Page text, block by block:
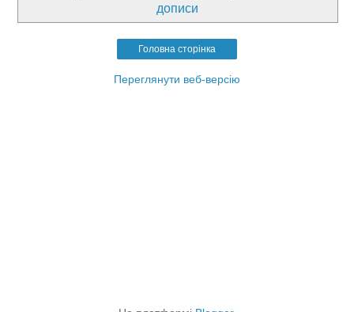
дописи
Головна сторінка
Переглянути веб-версію